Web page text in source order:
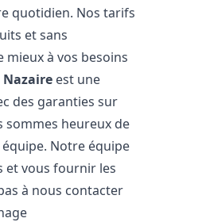
quotidien. Nos tarifs
et sans
à vos besoins
est une
des garanties sur
sommes heureux de
Notre équipe
et vous fournir les
à nous contacter